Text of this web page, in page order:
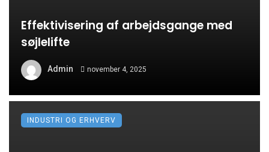
Effektivisering af arbejdsgange med
søjlelifte
Admin november 4, 2025
INDUSTRI OG ERHVERV